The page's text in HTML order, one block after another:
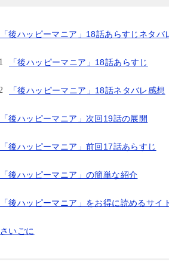
「後ハッピーマニア」18話あらすじネタバ
「後ハッピーマニア」18話あらすじ
「後ハッピーマニア」18話ネタバレ感想
「後ハッピーマニア」次回19話の展開
「後ハッピーマニア」前回17話あらすじ
「後ハッピーマニア」の簡単な紹介
「後ハッピーマニア」をお得に読めるサイ
さいごに